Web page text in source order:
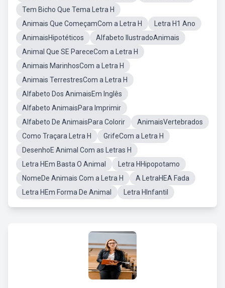
Tem Bicho Que Tema Letra H
Animais Que ComeçamCom a Letra H
Letra H1 Ano
AnimaisHipotéticos
Alfabeto IlustradoAnimais
Animal Que SE PareceCom a Letra H
Animais MarinhosCom a Letra H
Animais TerrestresCom a Letra H
Alfabeto Dos AnimaisEm Inglês
Alfabeto AnimaisPara Imprimir
Alfabeto De AnimaisPara Colorir
AnimaisVertebrados
Como Traçara Letra H
GrifeCom a Letra H
DesenhoE Animal Com as Letras H
Letra HEm Basta O Animal
Letra HHipopotamo
NomeDe Animais Com a Letra H
A LetraHEA Fada
Letra HEm Forma De Animal
Letra HInfantil